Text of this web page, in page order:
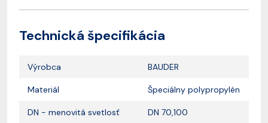
Technická špecifikácia
Výrobca BAUDER
Materiál Špeciálny polypropylén
DN - menovitá svetlosť DN 70,100